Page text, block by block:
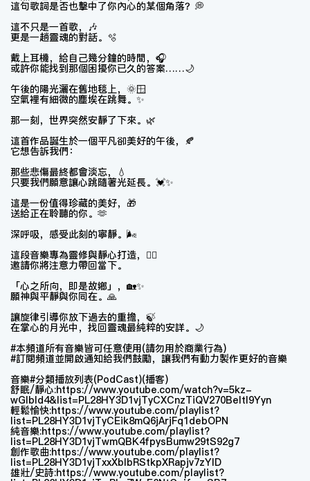
這句歌詞是否也擊中了你內心的某個角落？💭
這不只是一首歌，🎶
更是一趟靈魂的對話。🫧
戴上耳機，給自己幾分鐘的時間，🎧
或許你能找到那個困擾你已久的答案……🌙
午後的陽光灑在舊地毯上，🌞🪟
空氣裡有細微的塵埃在跳舞。✨
那一刻，世界突然安靜了下來。🌿
這首作品誕生於一個平凡卻美好的午後，🍂
它想告訴我們：
那些悲傷最終都會淡忘，💧
只要我們願意讓心跳隨著光延長。💓✨
這是一份值得珍藏的美好，🎁
送給正在聆聽的你。🫶
深呼吸，感受此刻的寧靜。🌬️
這段音樂專為靈修與靜心打造，🧘‍♂️
邀請你將注意力帶回當下。
「心之所向，即是故鄉」，🏡✨
願神與平靜與你同在。🙏
讓旋律引導你放下過去的重擔，🍃
在掌心的月光中，找回靈魂最純粹的安詳。🌙
#本頻道所有音樂皆可任意使用(請勿用於商業行為)
#訂閱頻道並開啟通知給我們鼓勵，讓我們有動力製作更好的音樂
音樂#分類播放列表(PodCast)(播客)
舒眠/靜心:https://www.youtube.com/watch?v=5kz-
wGIbId4&list=PL28HY3D1vjTyCXCnzTiQV270BeItI9Yyn
輕鬆愉快:https://www.youtube.com/playlist?
list=PL28HY3D1vjTyCEik8mQ6jArjFq1debOPN
純音樂:https://www.youtube.com/playlist?
list=PL28HY3D1vjTwmQBK4fpysBumw29tS92g7
創作歌曲:https://www.youtube.com/playlist?
list=PL28HY3D1vjTxxXbIbRStkpXRapjv7zYlD
雄壯/史詩:https://www.youtube.com/playlist?